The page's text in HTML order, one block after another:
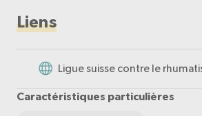
Liens
Ligue suisse contre le
Caractéristiques particulières